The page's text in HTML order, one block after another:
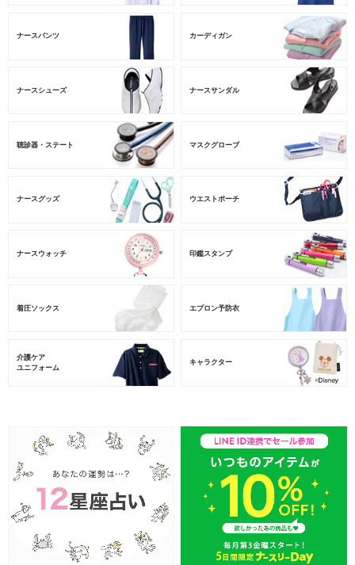
ナースパンツ カーディガン
ナースシューズ ナースサンダル
聴診器・ステート マスクグローブ
ナースグッズ ウエストポーチ
ナースウォッチ 印鑑スタンプ
着圧ソックス エプロン予防衣
介護ケア
ユニフォーム
キャラクター